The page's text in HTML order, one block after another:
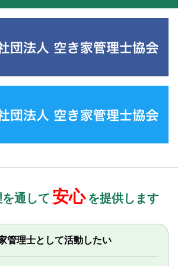
通して 安心 を提供します
管理士として活動したい